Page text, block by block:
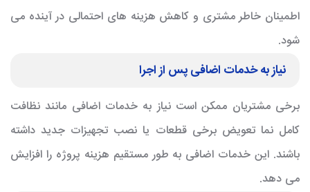
اطمینان خاطر مشتری و کاهش هزینه های احتمالی در آینده می
شود.
نیاز به خدمات اضافی پس از اجرا
برخی مشتریان ممکن است نیاز به خدمات اضافی مانند نظافت
کامل نما تعویض برخی قطعات یا نصب تجهیزات جدید داشته
باشند. این خدمات اضافی به طور مستقیم هزینه پروژه را افزایش
می دهد.